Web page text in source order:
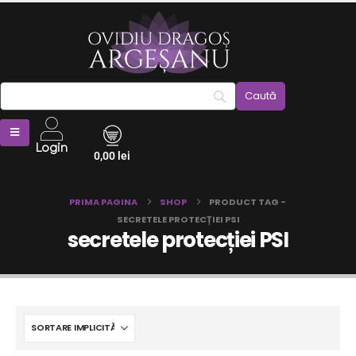
Login 0,00 lei
PRIMA PAGINA SHOP
PRODUCT TAG -
SECRETELE PROTECȚIEI PSI
secretele protecției PSI